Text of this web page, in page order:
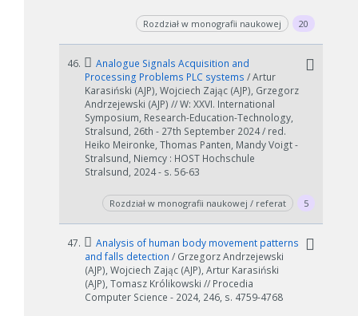
Rozdział w monografii naukowej 20
46.
Analogue Signals Acquisition and
Processing Problems PLC systems / Artur
Karasiński (AJP), Wojciech Zając (AJP), Grzegorz
Andrzejewski (AJP) // W: XXVI. International
Symposium, Research-Education-Technology,
Stralsund, 26th - 27th September 2024 / red.
Heiko Meironke, Thomas Panten, Mandy Voigt -
Stralsund, Niemcy : HOST Hochschule
Stralsund, 2024 - s. 56-63
Rozdział w monografii naukowej / referat 5
47.
Analysis of human body movement patterns
and falls detection / Grzegorz Andrzejewski
(AJP), Wojciech Zając (AJP), Artur Karasiński
(AJP), Tomasz Królikowski // Procedia
Computer Science - 2024, 246, s. 4759-4768